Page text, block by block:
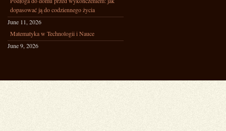
dopasować ją do codziennego życia
June 11, 2026
Matematyka w Technologii i Nauce
June 9, 2026